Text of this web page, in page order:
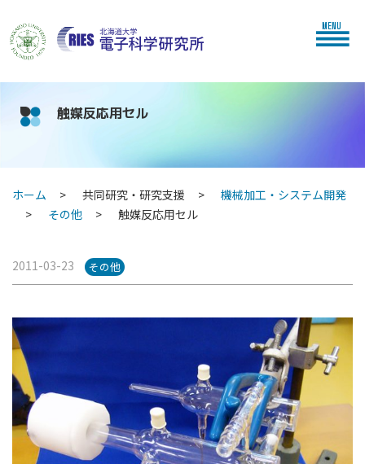
MENU
触媒反応用セル
ホーム 共同研究・研究支援
機械加工・システム開発
その他
触媒反応用セル
2011-03-23 その他